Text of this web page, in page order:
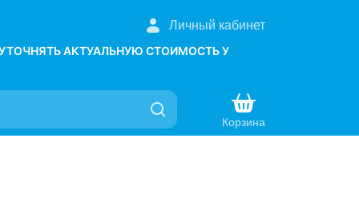
Личный кабинет
АКТУАЛЬНУЮ СТОИМОСТЬ У
Корзина